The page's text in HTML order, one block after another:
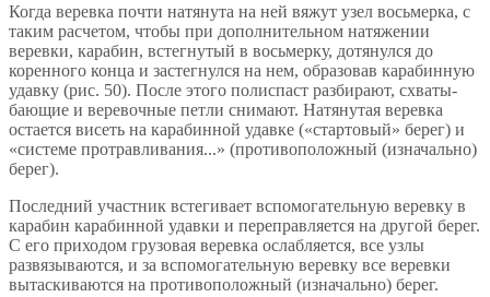
Когда веревка почти натянута на ней вяжут узел восьмерка, с
таким расчетом, чтобы при дополнительном натяжении
веревки, карабин, встегнутый в восьмерку, дотянулся до
коренного конца и застегнулся на нем, образовав карабинную
удавку (рис. 50). После этого полиспаст разбирают, схваты-
бающие и веревочные петли снимают. Натянутая веревка
остается висеть на карабинной удавке («стартовый» берег) и
«системе протравливания...» (противоположный (изначально)
берег).
Последний участник встегивает вспомогательную веревку в
карабин карабинной удавки и переправляется на другой берег.
С его приходом грузовая веревка ослабляется, все узлы
развязываются, и за вспомогательную веревку все веревки
вытаскиваются на противоположный (изначально) берег.